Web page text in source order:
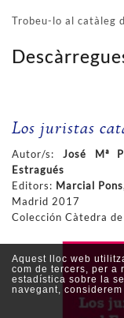
Trobeu-lo al catàleg
Los juristas
Autor/s: José Mª
Estragués
Editors: Marcial
Madrid 2017
Colección Càtedra
Aquest lloc web
com de tercers, per a
estadística sobre la
navegant,